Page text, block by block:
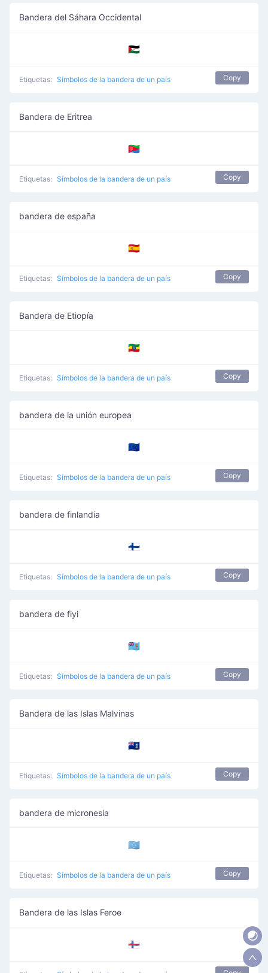
Bandera del Sáhara Occidental
🇪🇭
Etiquetas: Símbolos de la bandera de un país Copy
Bandera de Eritrea
🇪🇷
Etiquetas: Símbolos de la bandera de un país Copy
bandera de españa
🇪🇸
Etiquetas: Símbolos de la bandera de un país Copy
Bandera de Etiopía
🇪🇹
Etiquetas: Símbolos de la bandera de un país Copy
bandera de la unión europea
🇪🇺
Etiquetas: Símbolos de la bandera de un país Copy
bandera de finlandia
🇫🇮
Etiquetas: Símbolos de la bandera de un país Copy
bandera de fiyi
🇫🇯
Etiquetas: Símbolos de la bandera de un país Copy
Bandera de las Islas Malvinas
🇫🇰
Etiquetas: Símbolos de la bandera de un país Copy
bandera de micronesia
🇫🇲
Etiquetas: Símbolos de la bandera de un país Copy
Bandera de las Islas Feroe
🇫🇴